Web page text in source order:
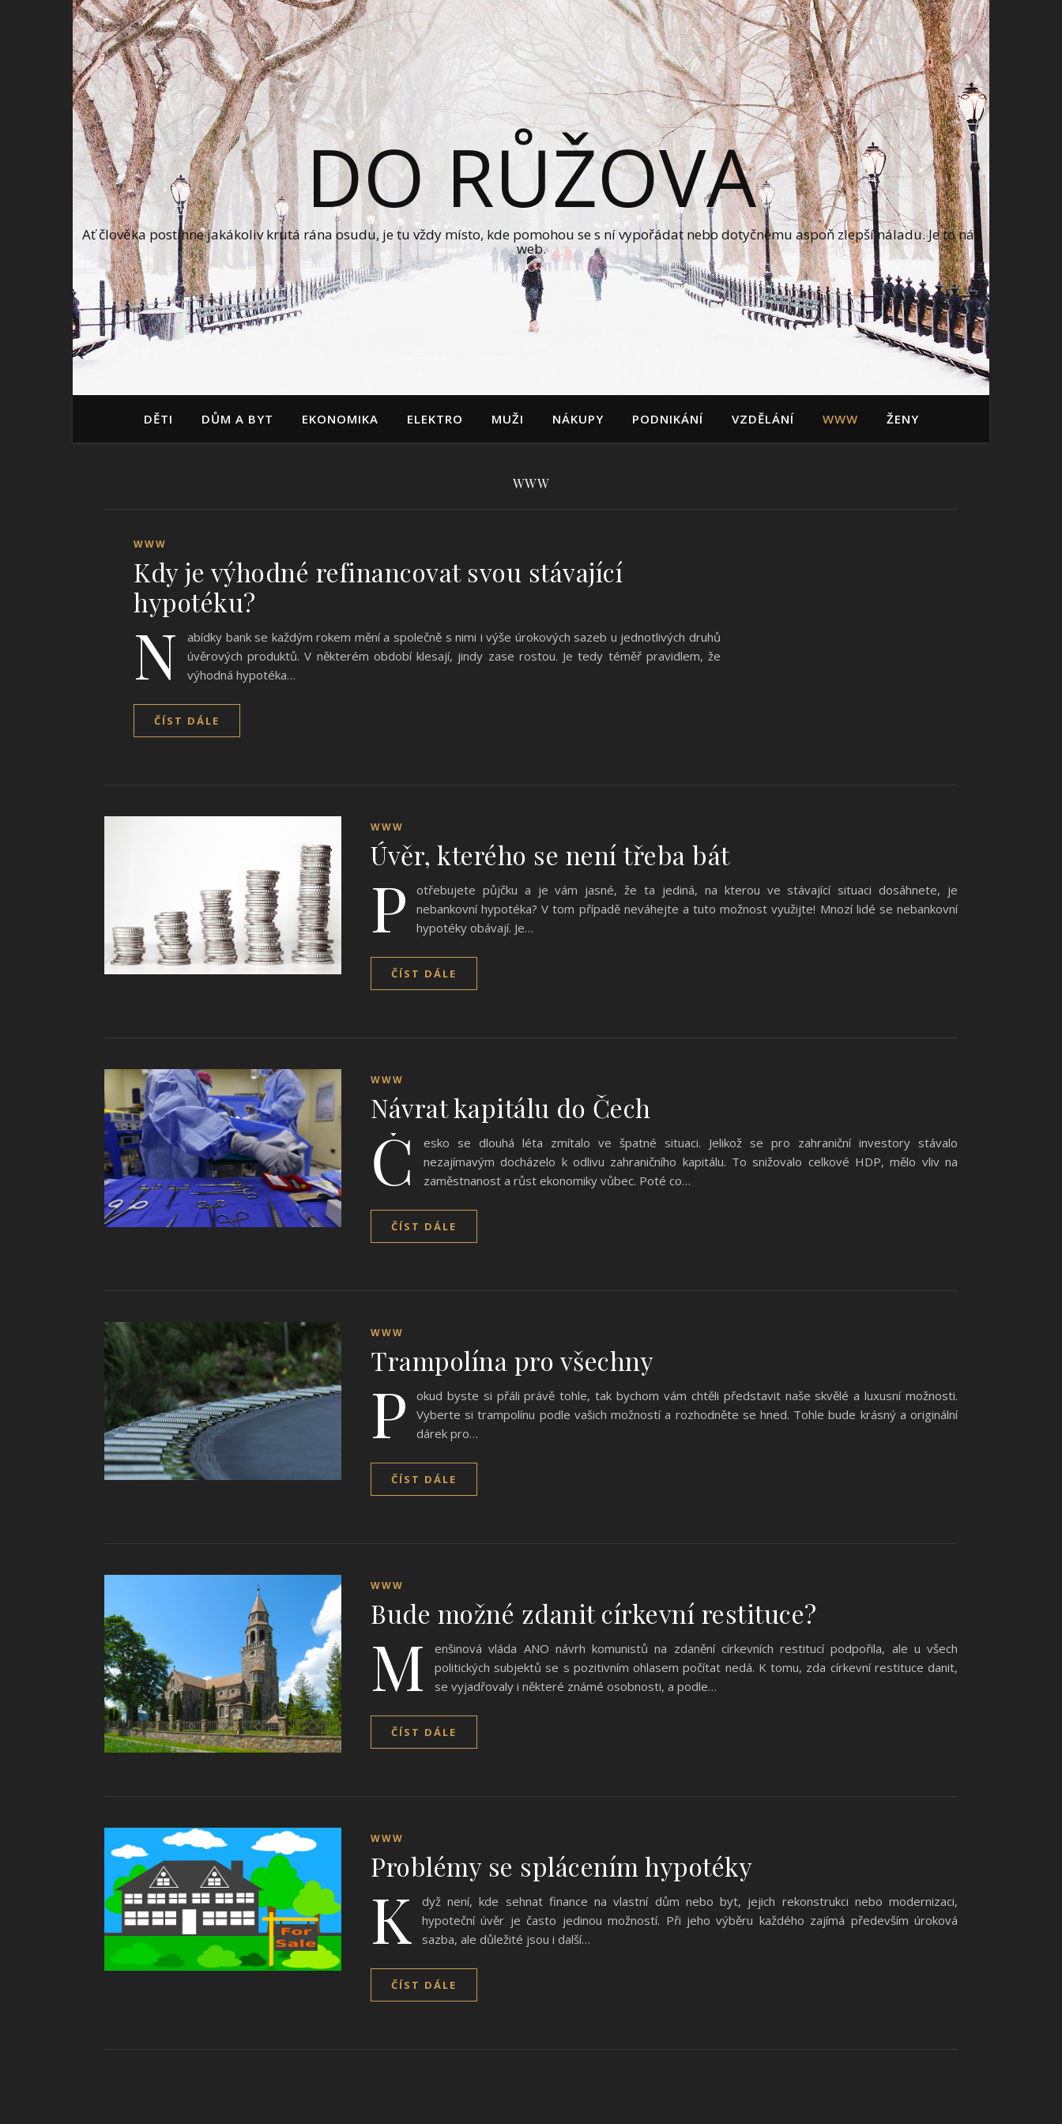
DO RŮŽOVA
Ať člověka postihne jakákoliv krutá rána osudu, je tu vždy místo, kde pomohou se s ní vypořádat nebo dotyčnému aspoň zlepší náladu. Je to náš
web.
DĚTI DŮM A BYT EKONOMIKA ELEKTRO MUŽI NÁKUPY PODNIKÁNÍ VZDĚLÁNÍ WWW ŽENY
WWW
WWW
Kdy je výhodné refinancovat svou stávající
hypotéku?
N
abídky bank se každým rokem mění a společně s nimi i výše úrokových sazeb u jednotlivých druhů
úvěrových produktů. V některém období klesají, jindy zase rostou. Je tedy téměř pravidlem, že
výhodná hypotéka…
ČÍST DÁLE
WWW
Úvěr, kterého se není třeba bát
P
otřebujete půjčku a je vám jasné, že ta jediná, na kterou ve stávající situaci dosáhnete, je
nebankovní hypotéka? V tom případě neváhejte a tuto možnost využijte! Mnozí lidé se nebankovní
hypotéky obávají. Je…
ČÍST DÁLE
WWW
Návrat kapitálu do Čech
Č
esko se dlouhá léta zmítalo ve špatné situaci. Jelikož se pro zahraniční investory stávalo
nezajímavým docházelo k odlivu zahraničního kapitálu. To snižovalo celkové HDP, mělo vliv na
zaměstnanost a růst ekonomiky vůbec. Poté co…
ČÍST DÁLE
WWW
Trampolína pro všechny
P
okud byste si přáli právě tohle, tak bychom vám chtěli představit naše skvělé a luxusní možnosti.
Vyberte si trampolínu podle vašich možností a rozhodněte se hned. Tohle bude krásný a originální
dárek pro…
ČÍST DÁLE
WWW
Bude možné zdanit církevní restituce?
M
enšinová vláda ANO návrh komunistů na zdanění církevních restitucí podpořila, ale u všech
politických subjektů se s pozitivním ohlasem počítat nedá. K tomu, zda církevní restituce danit,
se vyjadřovaly i některé známé osobnosti, a podle…
ČÍST DÁLE
WWW
Problémy se splácením hypotéky
K
dyž není, kde sehnat finance na vlastní dům nebo byt, jejich rekonstrukci nebo modernizaci,
hypoteční úvěr je často jedinou možností. Při jeho výběru každého zajímá především úroková
sazba, ale důležité jsou i další…
ČÍST DÁLE